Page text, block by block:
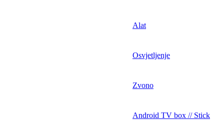
Alat
Osvjetljenje
Zvono
Android TV box // Stick